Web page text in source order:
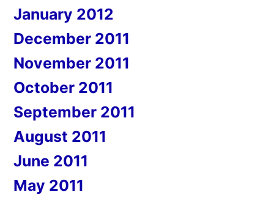
January 2012
December 2011
November 2011
October 2011
September 2011
August 2011
June 2011
May 2011